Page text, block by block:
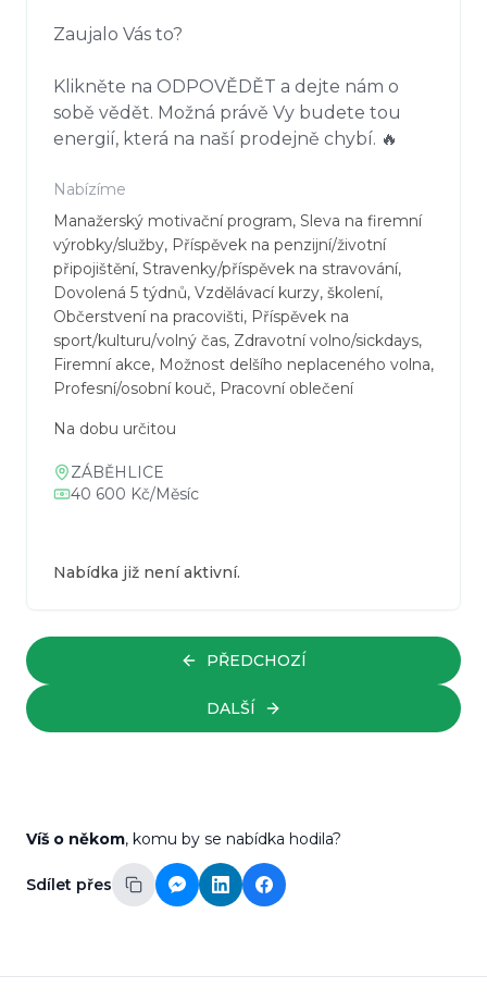
Zaujalo Vás to?
Klikněte na ODPOVĚDĚT a dejte nám o
sobě vědět. Možná právě Vy budete tou
energií, která na naší prodejně chybí. 🔥
Nabízíme
Manažerský motivační program, Sleva na firemní
výrobky/služby, Příspěvek na penzijní/životní
připojištění, Stravenky/příspěvek na stravování,
Dovolená 5 týdnů, Vzdělávací kurzy, školení,
Občerstvení na pracovišti, Příspěvek na
sport/kulturu/volný čas, Zdravotní volno/sickdays,
Firemní akce, Možnost delšího neplaceného volna,
Profesní/osobní kouč, Pracovní oblečení
Na dobu určitou
ZÁBĚHLICE
40 600 Kč/Měsíc
Nabídka již není aktivní.
PŘEDCHOZÍ
DALŠÍ
Víš o někom, komu by se nabídka hodila?
Sdílet přes